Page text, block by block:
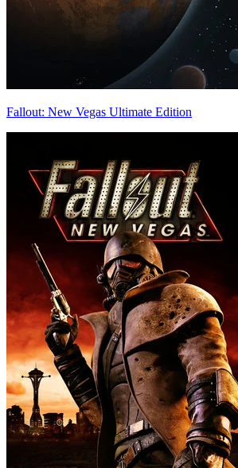
Fallout: New Vegas Ultimate Edition